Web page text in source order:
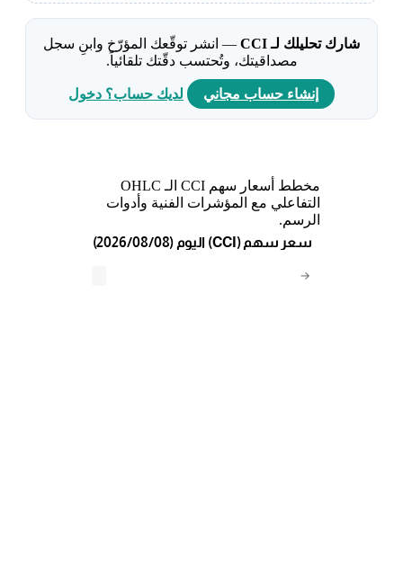
شارك تحليلك لـ CCI
— انشر توقّعك المؤرّخ وابنِ سجل
مصداقيتك، وتُحتسب دقّتك تلقائياً.
إنشاء حساب مجاني لديك حساب؟ دخول
مخطط أسعار سهم CCI الـ OHLC
التفاعلي مع المؤشرات الفنية وأدوات
الرسم.
→
(2026/08/08) اليوم (CCI) سعر سهم